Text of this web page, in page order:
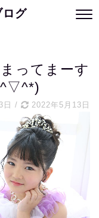
ログ
ってまーす
日 / 2022年5月13日